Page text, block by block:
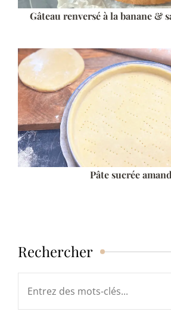
Gâteau renversé à la banane &
Pâte sucrée
Rechercher